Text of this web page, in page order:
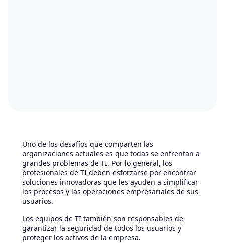
Uno de los desafíos que comparten las
organizaciones actuales es que todas se enfrentan a
grandes problemas de TI. Por lo general, los
profesionales de TI deben esforzarse por encontrar
soluciones innovadoras que les ayuden a simplificar
los procesos y las operaciones empresariales de sus
usuarios.
Los equipos de TI también son responsables de
garantizar la seguridad de todos los usuarios y
proteger los activos de la empresa.